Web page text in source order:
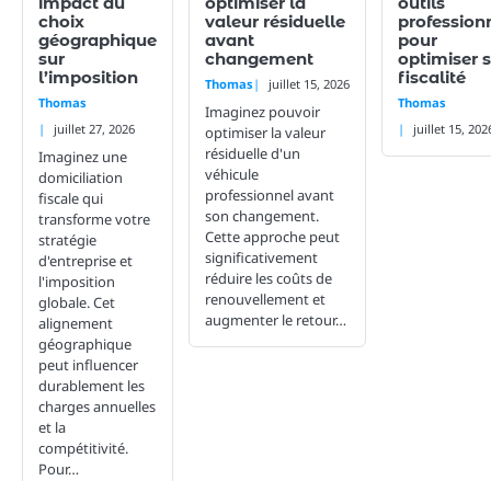
choix
géographique
sur
l’imposition
Thomas
juillet 27, 2026
Imaginez une
domiciliation
fiscale qui
transforme votre
stratégie
d'entreprise et
l'imposition
globale. Cet
alignement
géographique
peut influencer
durablement les
charges annuelles
et la
compétitivité.
Pour…
valeur résiduelle
avant
changement
Thomas juillet 15, 2026
Imaginez pouvoir
optimiser la valeur
résiduelle d'un
véhicule
professionnel avant
son changement.
Cette approche peut
significativement
réduire les coûts de
renouvellement et
augmenter le retour…
pour
optimiser
fiscalité
Thomas
juillet 15,